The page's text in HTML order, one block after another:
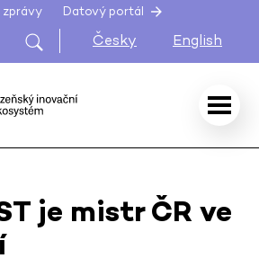
zprávy Datový portál
Česky English
je mistr ČR ve